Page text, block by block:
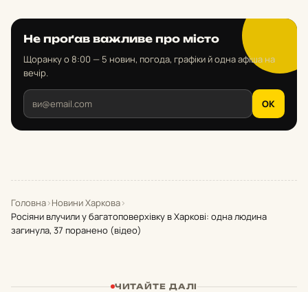
Не проґав важливе про місто
Щоранку о 8:00 — 5 новин, погода, графіки й одна афіша на
вечір.
OK
Головна›Новини Харкова›
Росіяни влучили у багатоповерхівку в Харкові: одна людина
загинула, 37 поранено (відео)
ЧИТАЙТЕ ДАЛІ